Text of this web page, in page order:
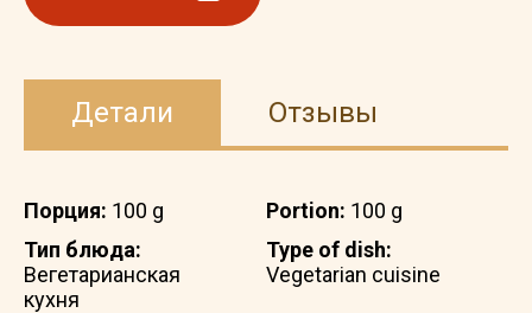
Детали Отзывы
Порция: 100 g
Тип блюда:
Вегетарианская
кухня
Portion: 100 g
Type of dish:
Vegetarian cuisine